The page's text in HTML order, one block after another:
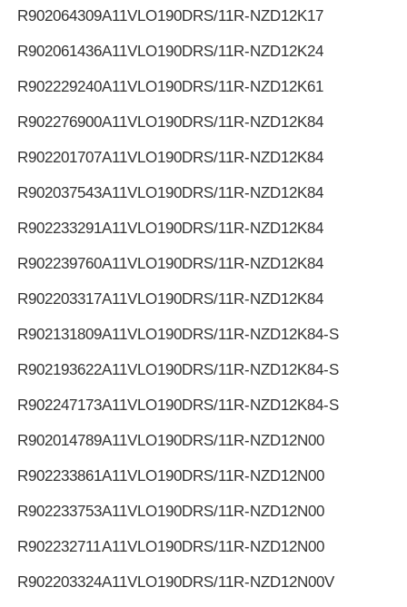
R902064309A11VLO190DRS/11R-NZD12K17
R902061436A11VLO190DRS/11R-NZD12K24
R902229240A11VLO190DRS/11R-NZD12K61
R902276900A11VLO190DRS/11R-NZD12K84
R902201707A11VLO190DRS/11R-NZD12K84
R902037543A11VLO190DRS/11R-NZD12K84
R902233291A11VLO190DRS/11R-NZD12K84
R902239760A11VLO190DRS/11R-NZD12K84
R902203317A11VLO190DRS/11R-NZD12K84
R902131809A11VLO190DRS/11R-NZD12K84-S
R902193622A11VLO190DRS/11R-NZD12K84-S
R902247173A11VLO190DRS/11R-NZD12K84-S
R902014789A11VLO190DRS/11R-NZD12N00
R902233861A11VLO190DRS/11R-NZD12N00
R902233753A11VLO190DRS/11R-NZD12N00
R902232711A11VLO190DRS/11R-NZD12N00
R902203324A11VLO190DRS/11R-NZD12N00V